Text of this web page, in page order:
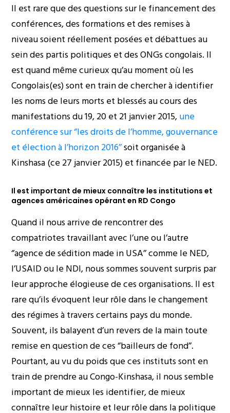
Il est rare que des questions sur le financement des
conférences, des formations et des remises à
niveau soient réellement posées et débattues au
sein des partis politiques et des ONGs congolais. Il
est quand même curieux qu’au moment où les
Congolais(es) sont en train de chercher à identifier
les noms de leurs morts et blessés au cours des
manifestations du 19, 20 et 21 janvier 2015,une
conférence sur ‘’les droits de l’homme, gouvernance
et élection à l’horizon 2016’’soit organisée à
Kinshasa (ce 27 janvier 2015) et financée par le NED.
Il est important de mieux connaître les institutions et
agences américaines opérant en RD Congo
Quand il nous arrive de rencontrer des
compatriotes travaillant avec l’une ou l’autre
‘’agence de sédition made in USA’’ comme le NED,
l’USAID ou le NDI, nous sommes souvent surpris par
leur approche élogieuse de ces organisations. Il est
rare qu’ils évoquent leur rôle dans le changement
des régimes à travers certains pays du monde.
Souvent, ils balayent d’un revers de la main toute
remise en question de ces ‘’bailleurs de fond’’.
Pourtant, au vu du poids que ces instituts sont en
train de prendre au Congo-Kinshasa, il nous semble
important de mieux les identifier, de mieux
connaître leur histoire et leur rôle dans la politique